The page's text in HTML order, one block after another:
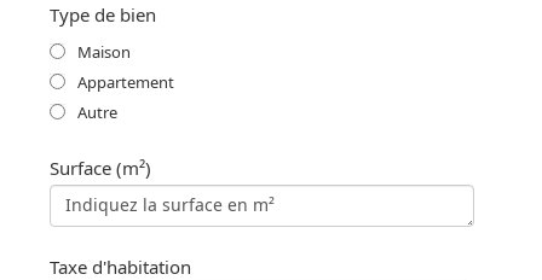
Type de bien
Maison
Appartement
Autre
Surface (m²)
Taxe d'habitation